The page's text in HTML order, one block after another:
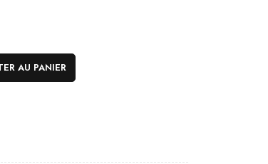
AU PANIER